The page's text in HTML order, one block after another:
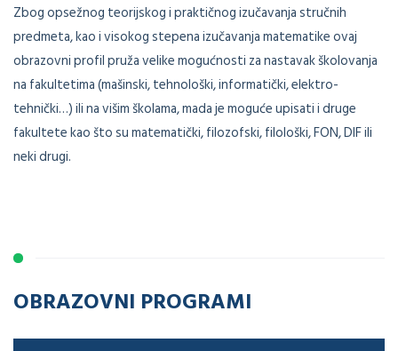
Zbog opsežnog teorijskog i praktičnog izučavanja stručnih
predmeta, kao i visokog stepena izučavanja matematike ovaj
obrazovni profil pruža velike mogućnosti za nastavak školovanja
na fakultetima (mašinski, tehnološki, informatički, elektro-
tehnički…) ili na višim školama, mada je moguće upisati i druge
fakultete kao što su matematički, filozofski, filološki, FON, DIF ili
neki drugi.
OBRAZOVNI PROGRAMI